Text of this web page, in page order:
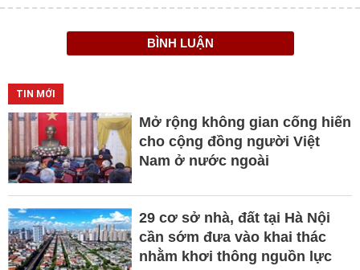
BÌNH LUẬN
TIN MỚI
Mở rộng không gian cống hiến
cho cộng đồng người Việt
Nam ở nước ngoài
29 cơ sở nhà, đất tại Hà Nội
cần sớm đưa vào khai thác
nhằm khơi thông nguồn lực